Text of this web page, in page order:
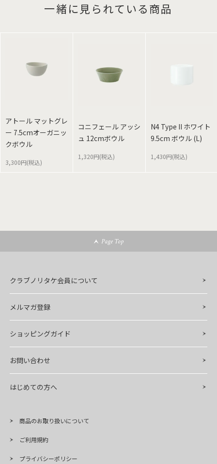
一緒に見られている商品
アトール マットグレ
ー 7.5cmオーガニッ
クボウル
3,300円(税込)
コニフェール アッシ
ュ 12cmボウル
1,320円(税込)
N4 Type II ホワイト
9.5cm ボウル (L)
1,430円(税込)
Page Top
クラブノリタケ会員について
メルマガ登録
ショッピングガイド
お問い合わせ
はじめての方へ
商品のお取り扱いについて
ご利用規約
プライバシーポリシー